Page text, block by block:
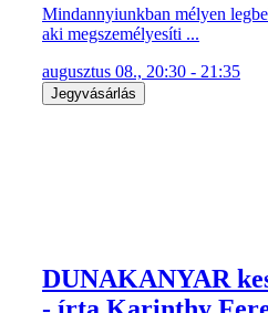
Mindannyiunkban mélyen
aki megszemélyesíti ...
augusztus 08., 20:30 - 21:35
Jegyvásárlás
DUNAKANYAR